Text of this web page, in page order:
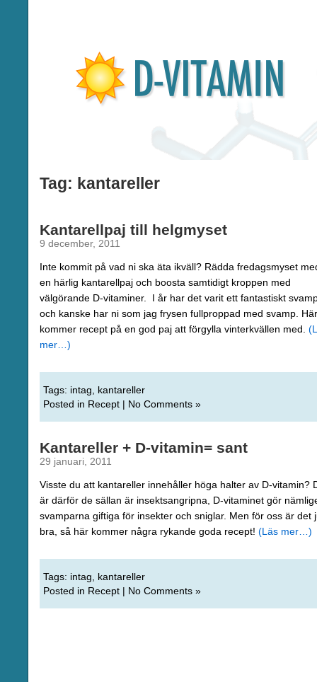
Tag: kantareller
Kantarellpaj till helgmyset
9 december, 2011
Inte kommit på vad ni ska äta ikväll? Rädda fredagsmyset
en härlig kantarellpaj och boosta samtidigt kroppen med
välgörande D-vitaminer. I år har det varit ett fantastiskt
och kanske har ni som jag frysen fullproppad med svamp. Här
kommer recept på en god paj att förgylla vinterkvällen med.
mer…)
Tags: intag
kantareller
Posted in Recept | No Comments »
Kantareller + D-vitamin= sant
29 januari, 2011
Visste du att kantareller innehåller höga halter av D-vitamin?
är därför de sällan är insektsangripna, D-vitaminet gör
svamparna giftiga för insekter och sniglar. Men för oss är det
bra, så här kommer några rykande goda recept! (Läs mer…)
Tags: intag
kantareller
Posted in Recept | No Comments »